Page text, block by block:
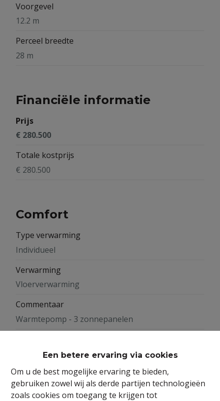
Een betere ervaring via cookies
Om u de best mogelijke ervaring te bieden,
gebruiken zowel wij als derde partijen technologieën
zoals cookies om toegang te krijgen tot
Voorgevel
12.2 m
Perceel breedte
28 m
Financiële informatie
Prijs
€ 280.500
Totale kostprijs
€ 280.500
Comfort
Type verwarming
Individueel
Verwarming
Vloerverwarming
Commentaar
Warmtepomp - 3 zonnepanelen
Keuken
Open keuken